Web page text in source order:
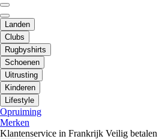
Landen
Clubs
Rugbyshirts
Schoenen
Uitrusting
Kinderen
Lifestyle
Opruiming
Merken
Klantenservice in Frankrijk Veilig betalen